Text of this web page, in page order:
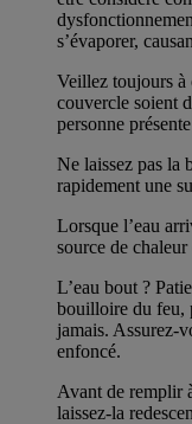
s’évaporer,
Veillez toujours à
couvercle soient
personne
Ne laissez pas la
rapidement une
Lorsque l’eau
source de
L’eau bout ?
bouilloire du feu,
jamais. Assurez-
enfoncé.
Avant de remplir
laissez-la